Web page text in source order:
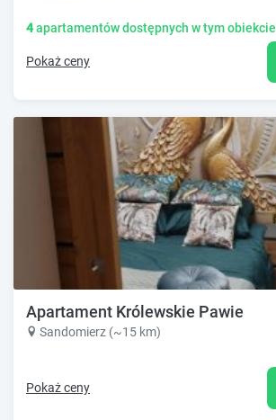
4apartamentów dostępnych w tym obiekcie
Pokaż ceny
Apartament Królewskie Pawie
Sandomierz (~15 km)
Pokaż ceny